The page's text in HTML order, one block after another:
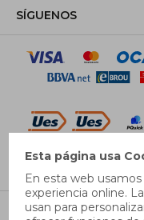
Esta página usa
En esta web
experiencia online.
usan para
SÍGUENOS
© Copyright 2026 /